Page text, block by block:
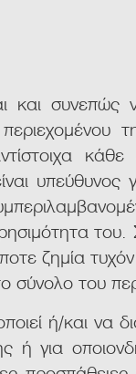
και συνεπώς
ζημία
σύνολο του
ή/και να
ή για